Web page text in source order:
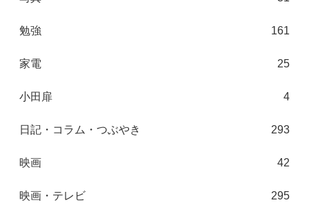
勉強 161
家電 25
小田扉 4
日記・コラム・つぶやき 293
映画 42
映画・テレビ 295